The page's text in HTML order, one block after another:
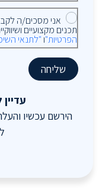
אני מסכים/ה
תכנים מקצועיים
הפרטיות"ו "לתנאי
שליחה
הירשם עכשיו